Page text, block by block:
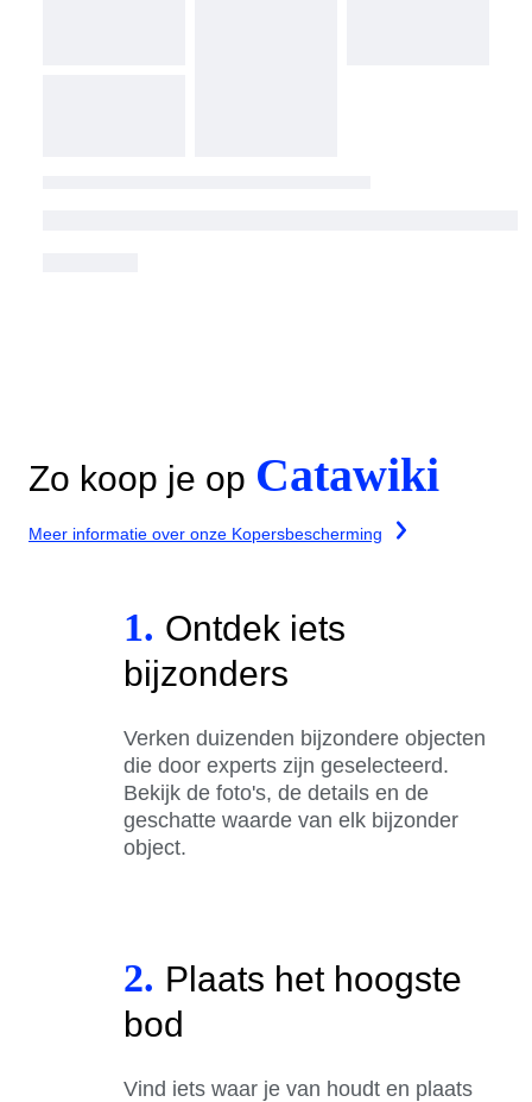
Zo koop je op Catawiki
Meer informatie over onze Kopersbescherming
1. Ontdek iets
bijzonders
Verken duizenden bijzondere objecten
die door experts zijn geselecteerd.
Bekijk de foto's, de details en de
geschatte waarde van elk bijzonder
object.
2. Plaats het hoogste
bod
Vind iets waar je van houdt en plaats